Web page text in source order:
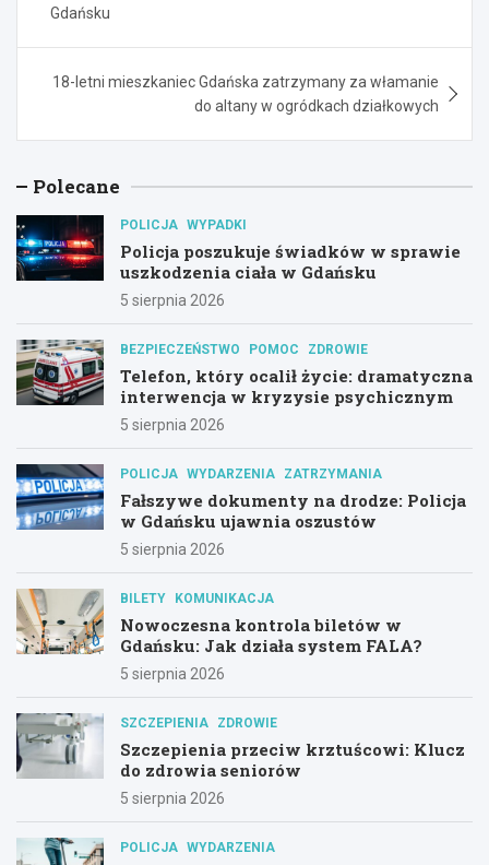
Gdańsku
18-letni mieszkaniec Gdańska zatrzymany za włamanie
do altany w ogródkach działkowych
Polecane
POLICJA WYPADKI
Policja poszukuje świadków w sprawie
uszkodzenia ciała w Gdańsku
5 sierpnia 2026
BEZPIECZEŃSTWO POMOC ZDROWIE
Telefon, który ocalił życie: dramatyczna
interwencja w kryzysie psychicznym
5 sierpnia 2026
POLICJA WYDARZENIA ZATRZYMANIA
Fałszywe dokumenty na drodze: Policja
w Gdańsku ujawnia oszustów
5 sierpnia 2026
BILETY KOMUNIKACJA
Nowoczesna kontrola biletów w
Gdańsku: Jak działa system FALA?
5 sierpnia 2026
SZCZEPIENIA ZDROWIE
Szczepienia przeciw krztuścowi: Klucz
do zdrowia seniorów
5 sierpnia 2026
POLICJA WYDARZENIA